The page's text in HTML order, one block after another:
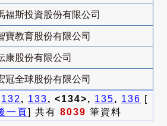
福斯投資股份有限公司
寶教育股份有限公司
康股份有限公司
冠全球股份有限公司
132 , 133, <134>, 135, 136 [
一頁] 共有 8039 筆資料